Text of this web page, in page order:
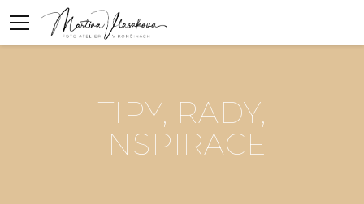
TIPY, RADY,
INSPIRACE